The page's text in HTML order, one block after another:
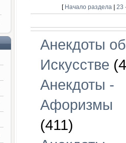
[ Начало раздела | 23
Анекдоты об
Искусстве
Анекдоты -
Афоризмы
(411)